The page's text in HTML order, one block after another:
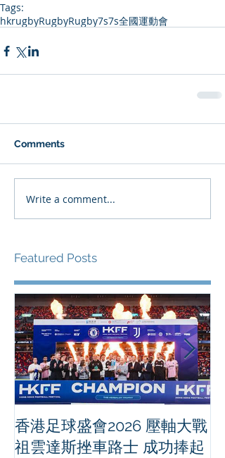
Tags:
hkrugbyRugbyRugby7s7s全國運動會
Comments
Write a comment...
Featured Posts
香港足球盛會2026 壓軸大戰
祖雲達斯挫車路士 成功捧起